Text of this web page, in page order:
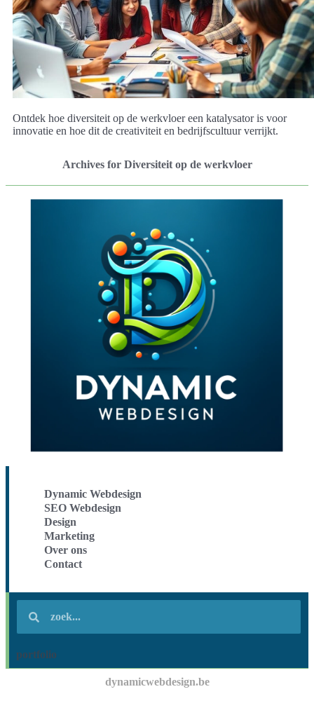
Ontdek hoe diversiteit op de werkvloer een katalysator is voor
innovatie en hoe dit de creativiteit en bedrijfscultuur verrijkt.
Archives for Diversiteit op de werkvloer
Dynamic Webdesign
SEO Webdesign
Design
Marketing
Over ons
Contact
portfolio
dynamicwebdesign.be